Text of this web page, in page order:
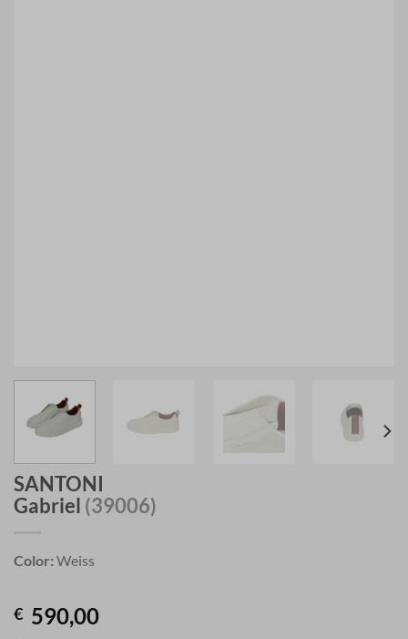
SANTONI
Gabriel (39006)
Color: Weiss
€ 590,00